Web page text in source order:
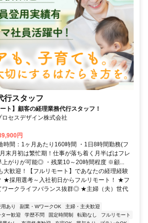
行スタッフ
ト】顧客の経理業務代行スタッフ！
セスデザイン株式会社
円
時間：1ヶ月あたり160時間 ・1日8時間勤務(フ
末月初は繁忙期！仕事が落ち着く月半ばはフレ
上がりが可能◎ ・残業10～20時間程度 ※顧...
大歓迎！【フルリモート】であなたの経理経験
★採用選考～入社初日からフルリモート！ ★フ
ワークライフバランス抜群◎ ★主婦（夫）世代
あり 副業・WワークOK
主婦・主夫歓迎
ター歓迎 学歴不問 固定時間制 転勤なし
フルリモート